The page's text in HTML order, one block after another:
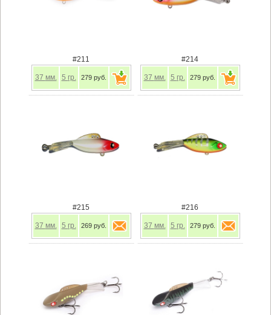
#211
37 мм. 5 гр. 279 руб.
#214
37 мм. 5 гр. 279 руб.
#215
37 мм. 5 гр. 269 руб.
#216
37 мм. 5 гр. 279 руб.